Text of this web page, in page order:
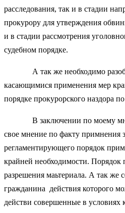
расследования, так и в стадии
прокурору для утверждения
и в стадии рассмотрения
судебном порядке.
А так же необходимо
касающимися применения мер
порядке прокурорского наздора
В заключении по моему
свое мнение по факту примнения
регламентирующего порядок
крайней необходимости. Порядок
разрешения маьтериала. А так же
гражданина действия которого
действи совершенные в условиях